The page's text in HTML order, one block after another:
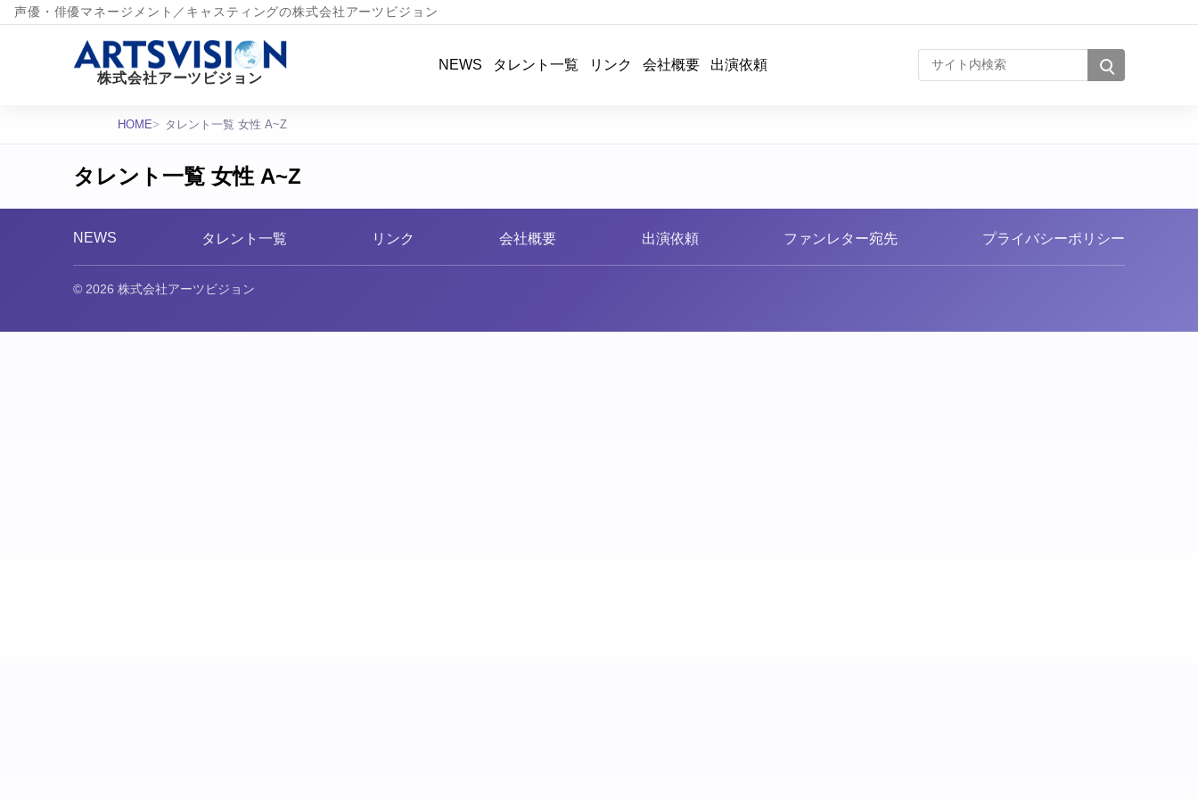
声優・俳優マネージメント／キャスティングの株式会社アーツビジョン
株式会社アーツビジョン
NEWS タレント一覧 リンク 会社概要 出演依頼 サイト内検索
HOME タレント一覧 女性 A~Z
タレント一覧 女性 A~Z
NEWS タレント一覧 リンク 会社概要 出演依頼 ファンレター宛先 プライバシーポリシー
© 2026 株式会社アーツビジョン